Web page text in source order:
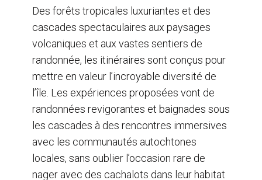
Des forêts tropicales luxuriantes et des
cascades spectaculaires aux paysages
volcaniques et aux vastes sentiers de
randonnée, les itinéraires sont conçus pour
mettre en valeur l’incroyable diversité de
l’île. Les expériences proposées vont de
randonnées revigorantes et baignades sous
les cascades à des rencontres immersives
avec les communautés autochtones
locales, sans oublier l’occasion rare de
nager avec des cachalots dans leur habitat